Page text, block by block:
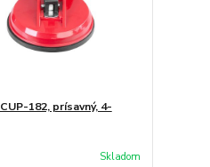
182, prísavný, 4-
Skladom